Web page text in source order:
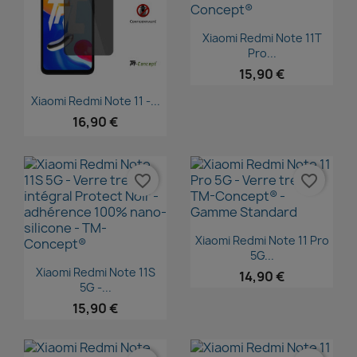
Aperçu rapide
Xiaomi Redmi Note 11 -...
16,90 €
Aperçu rapide
Xiaomi Redmi Note 11T
Pro...
15,90 €
Aperçu rapide
Xiaomi Redmi Note 11S
5G -...
15,90 €
favorite_border
Aperçu rapide
Xiaomi Redmi Note 11 Pro
5G...
14,90 €
favorite_border